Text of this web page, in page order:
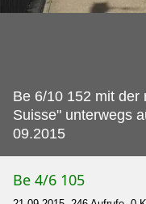
Be 6/10 152 mit der
Suisse" unterwegs
09.2015
Be 4/6 105